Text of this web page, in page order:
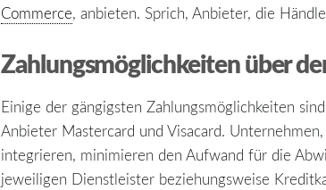
Commerce, anbieten. Sprich, Anbieter, die
Zahlungsmöglichkeiten über
Einige der gängigsten Zahlungsmöglichkeiten
Anbieter Mastercard und Visacard.
integrieren, minimieren den Aufwand für die
jeweiligen Dienstleister beziehungsweise